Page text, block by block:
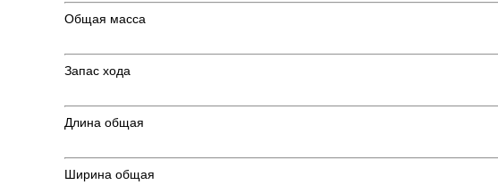
Общая масса
Запас хода
Длина общая
Ширина общая